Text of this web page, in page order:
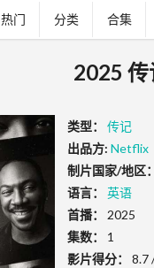
热门 分类 合集
2025
类型：
传记
出品方: Netflix
制片国家/地区：
语言：
英语
首播：
2025
集数：
1
影片得分：
8.7